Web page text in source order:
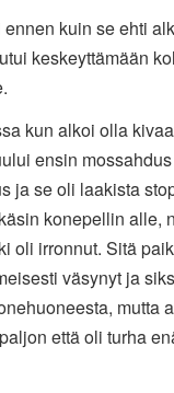
kuin se ehti
keskeyttämään
kun alkoi olla
ensin
ja se oli laakista
konepellin alle,
oli irronnut. Sitä
väsynyt ja
mutta
että oli turha